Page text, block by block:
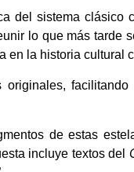
del sistema clásico
lo que más tarde
en la historia cultural
de estas
incluye textos del